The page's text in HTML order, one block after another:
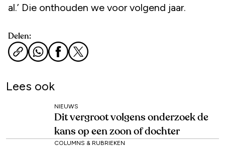
al.’ Die onthouden we voor volgend jaar.
Delen:
Lees ook
NIEUWS
Dit vergroot volgens onderzoek de
kans op een zoon of dochter
COLUMNS & RUBRIEKEN